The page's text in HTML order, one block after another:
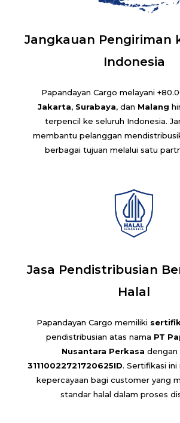
Jangkauan Pengiriman
Indonesia
Papandayan Cargo melayani
Jakarta, Surabaya, dan Malang
terpencil ke seluruh Indonesia.
membantu pelanggan
berbagai tujuan melalui satu
Jasa Pendistribusian
Halal
Papandayan Cargo memiliki
pendistribusian atas nama PT
Nusantara Perkasa dengan
31110022721720625ID. Sertifikasi
kepercayaan bagi customer yang
standar halal dalam proses